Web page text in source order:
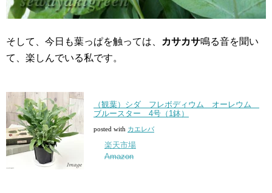
そして、今日も葉っぱを触っては、 カサカサ鳴る音を聞い
て、楽しんでいる私です。
（観葉）シダ フレボディウム オーレウム
ブルースター 4号（1鉢）
posted with カエレバ
楽天市場
Amazon